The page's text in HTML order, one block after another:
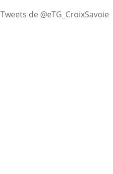
Tweets de @eTG_CroixSavoie